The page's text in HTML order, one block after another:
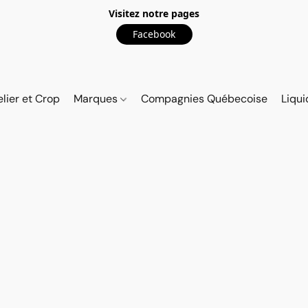
Visitez notre pages
Facebook
et Crop Marques Compagnies Québecoise